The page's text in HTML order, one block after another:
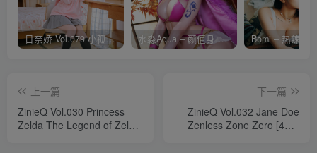
日奈娇 Vol.079 小孤独 [134P-1.84GB] 水淼Aqua – 颜值身材双在线 火爆日本 Cos写真作品合集
上一篇
ZinieQ Vol.030 Princess
Zelda The Legend of Zelda
下一篇
ZinieQ Vol.032 Jane Doe
Zenless Zone Zero [40P-